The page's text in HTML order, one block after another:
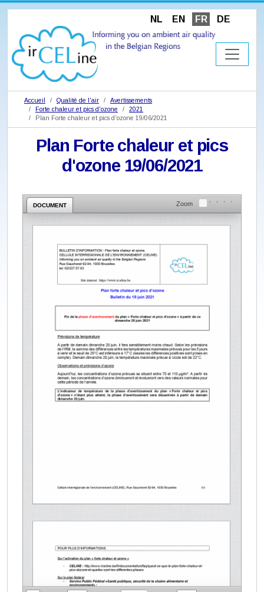
NL EN FR DE
Accueil Qualité de l'air
Avertissements
Forte chaleur et pics d'ozone
2021
Plan Forte chaleur et pics d'ozone 19/06/2021
Plan Forte chaleur et pics
d'ozone 19/06/2021
DOCUMENT Zoom